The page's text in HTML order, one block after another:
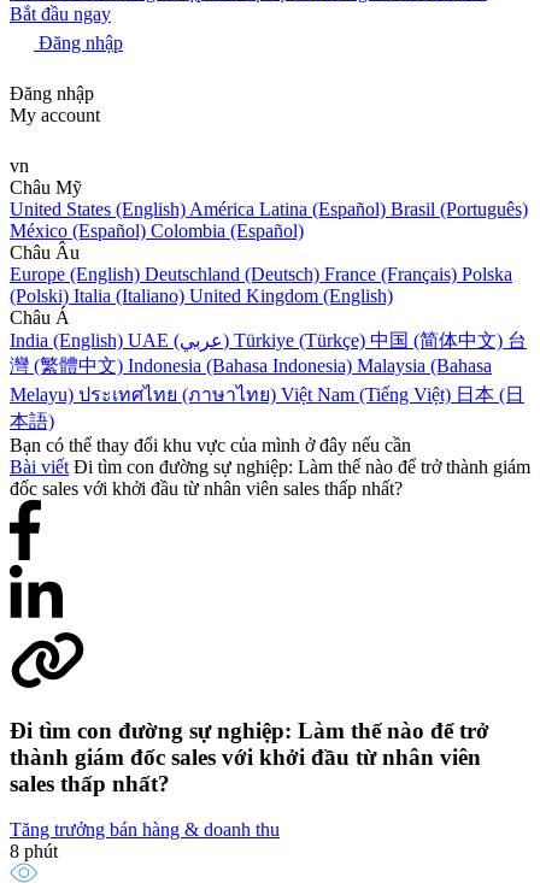
Bắt đầu ngay
Đăng nhập
Đăng nhập
My account
vn
Châu Mỹ
United States (English) América Latina (Español) Brasil (Português)
México (Español) Colombia (Español)
Châu Âu
Europe (English) Deutschland (Deutsch) France (Français) Polska
(Polski) Italia (Italiano) United Kingdom (English)
Châu Á
India (English)
UAE (عربي) Türkiye (Türkçe) 中国 (简体中文) 台
灣 (繁體中文) Indonesia (Bahasa Indonesia) Malaysia (Bahasa
Melayu) ประเทศไทย (ภาษาไทย) Việt Nam (Tiếng Việt) 日本 (日
本語)
Bạn có thể thay đổi khu vực của mình ở đây nếu cần
Bài viết Đi tìm con đường sự nghiệp: Làm thế nào để trở thành giám
đốc sales với khởi đầu từ nhân viên sales thấp nhất?
Đi tìm con đường sự nghiệp: Làm thế nào để trở
thành giám đốc sales với khởi đầu từ nhân viên
sales thấp nhất?
Tăng trưởng bán hàng & doanh thu
8 phút